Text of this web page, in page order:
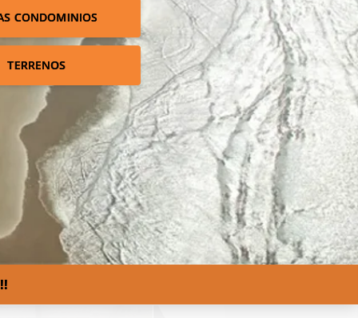
CONDOMINIOS
TERRENOS